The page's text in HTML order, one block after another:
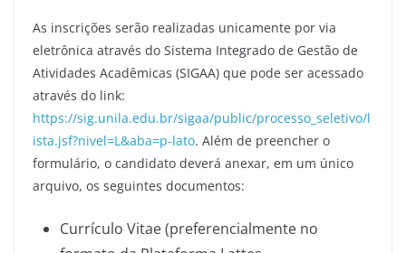
As inscrições serão realizadas unicamente por via
eletrônica através do Sistema Integrado de Gestão de
Atividades Acadêmicas (SIGAA) que pode ser acessado
através do link:
https://sig.unila.edu.br/sigaa/public/processo_seletivo/l
ista.jsf?nivel=L&aba=p-lato. Além de preencher o
formulário, o candidato deverá anexar, em um único
arquivo, os seguintes documentos:
Currículo Vitae (preferencialmente no